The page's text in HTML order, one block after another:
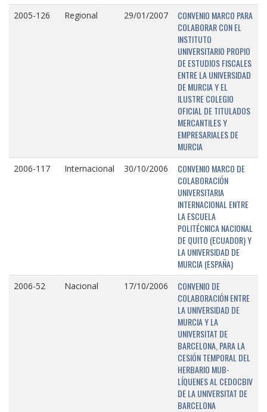
2005-126 Regional 29/01/2007
CONVENIO MARCO PARA
COLABORAR CON EL
INSTITUTO
UNIVERSITARIO PROPIO
DE ESTUDIOS FISCALES
ENTRE LA UNIVERSIDAD
DE MURCIA Y EL
ILUSTRE COLEGIO
OFICIAL DE TITULADOS
MERCANTILES Y
EMPRESARIALES DE
MURCIA
2006-117 Internacional 30/10/2006
CONVENIO MARCO DE
COLABORACIÓN
UNIVERSITARIA
INTERNACIONAL ENTRE
LA ESCUELA
POLITÉCNICA NACIONAL
DE QUITO (ECUADOR) Y
LA UNIVERSIDAD DE
MURCIA (ESPAÑA)
2006-52 Nacional 17/10/2006
CONVENIO DE
COLABORACIÓN ENTRE
LA UNIVERSIDAD DE
MURCIA Y LA
UNIVERSITAT DE
BARCELONA, PARA LA
CESIÓN TEMPORAL DEL
HERBARIO MUB-
LÍQUENES AL CEDOCBIV
DE LA UNIVERSITAT DE
BARCELONA